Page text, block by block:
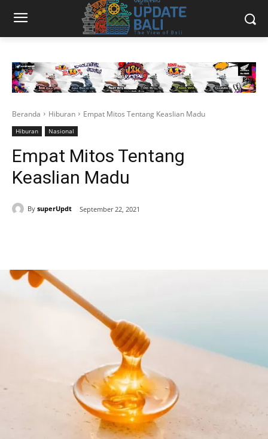
Beranda Hiburan Empat Mitos Tentang Keaslian Madu
Hiburan Nasional
Empat Mitos Tentang
Keaslian Madu
By superUpdt September 22, 2021